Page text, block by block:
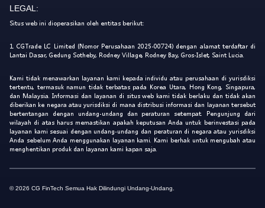
LEGAL:
Situs web ini dioperasikan oleh entitas berikut:
1. CGTrade LC Limited (Nomor Perusahaan 2025-00724) dengan alamat terdaftar di
Lantai Dasar, Gedung Sotheby, Rodney Village, Rodney Bay, Gros-Islet, Saint Lucia.
Kami tidak menawarkan layanan kami kepada individu atau perusahaan di yurisdiksi
tertentu, termasuk namun tidak terbatas pada Korea Utara, Hong Kong, Singapura,
dan Malaysia. Informasi dan layanan di situs web kami tidak berlaku dan tidak akan
diberikan ke negara atau yurisdiksi di mana distribusi informasi dan layanan tersebut
bertentangan dengan undang-undang dan peraturan setempat. Pengunjung dari
wilayah di atas harus memastikan apakah keputusan Anda untuk berinvestasi pada
layanan kami sesuai dengan undang-undang dan peraturan di negara atau yurisdiksi
Anda sebelum Anda menggunakan layanan kami. Kami berhak untuk mengubah atau
menghentikan produk dan layanan kami kapan saja.
© 2026 CG FinTech Semua Hak Dilindungi Undang-Undang.